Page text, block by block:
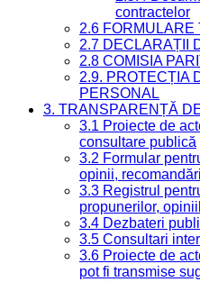
contractelor
2.6 FORMULARE
2.7 DECLARAȚII
2.8 COMISIA
2.9. PROTECȚIA
PERSONAL
3. TRANSPARENȚĂ
3.1 Proiecte de
consultare publică
3.2 Formular
opinii,
3.3 Registrul
propunerilor,
3.4 Dezbateri
3.5 Consultari
3.6 Proiecte de
pot fi transmise